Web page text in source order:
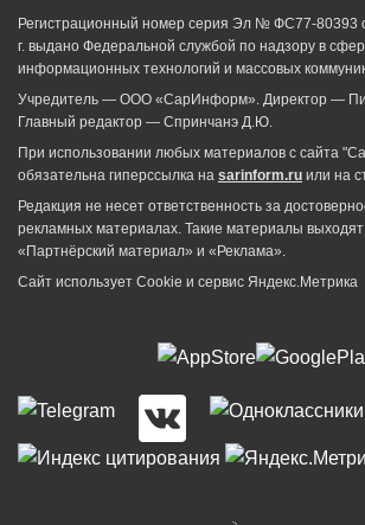
Регистрационный номер серия Эл № ФС77-80393
г. выдано Федеральной службой по надзору в
информационных технологий и массовых
Учредитель — ООО «СарИнформ». Директор —
Главный редактор — Спринчанэ Д.Ю.
При использовании любых материалов с сайта
обязательна гиперссылка на sarinform.ru или на
Редакция не несет ответственность за
рекламных материалах. Такие материалы выходят
«Партнёрский материал» и «Реклама».
Сайт использует Cookie и сервиc Яндекс.Метрика